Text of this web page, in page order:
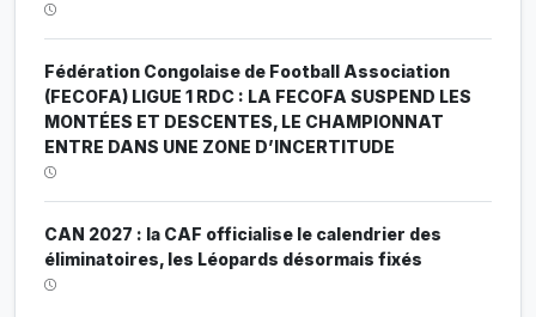
Fédération Congolaise de Football Association
(FECOFA) LIGUE 1 RDC : LA FECOFA SUSPEND LES
MONTÉES ET DESCENTES, LE CHAMPIONNAT
ENTRE DANS UNE ZONE D’INCERTITUDE
CAN 2027 : la CAF officialise le calendrier des
éliminatoires, les Léopards désormais fixés